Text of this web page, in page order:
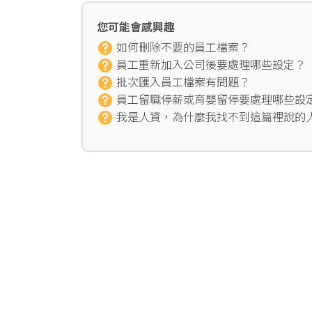
您可能會感興趣
如何刪除不要的員工檔案？
員工重新加入公司後要處理哪些設定？
批次匯入員工檔案有問題？
員工留職停薪或育嬰留停要處理哪些設
我是人資，為什麼我找不到這篇裡說的